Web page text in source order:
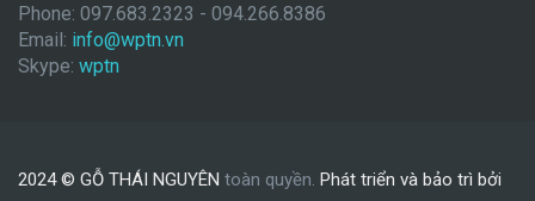
Phone: 097.683.2323 - 094.266.8386
Email: info@wptn.vn
Skype: wptn
2024 © GỖ THÁI NGUYÊN toàn quyền. Phát triển và bảo trì bởi